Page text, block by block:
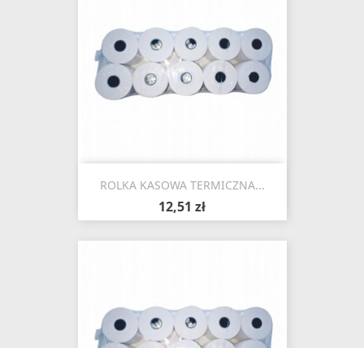
ROLKA KASOWA TERMICZNA...
12,51 zł